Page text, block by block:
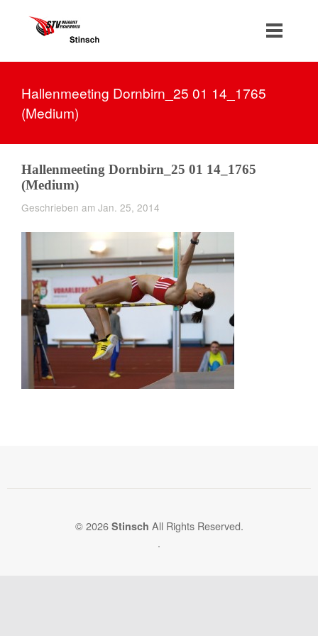
Hallenmeeting Dornbirn_25 01 14_1765
(Medium)
Hallenmeeting Dornbirn_25 01 14_1765
(Medium)
Geschrieben am Jan. 25, 2014
© 2026 Stinsch All Rights Reserved.
.